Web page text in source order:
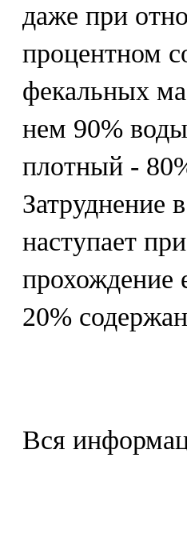
даже при
процентном
фекальных
нем 90%
плотный -
Затруднение
наступает
прохождение
20%
Вся